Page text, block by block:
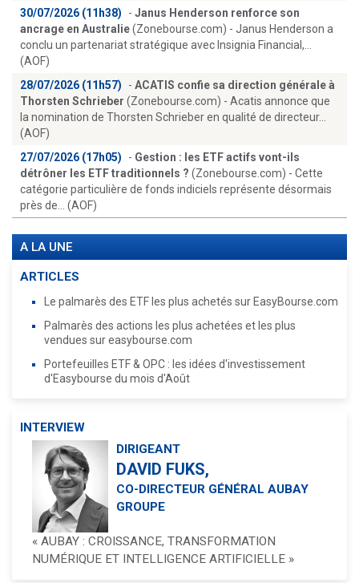
30/07/2026 (11h38)
- Janus Henderson renforce son
ancrage en Australie(Zonebourse.com) - Janus Henderson a
conclu un partenariat stratégique avec Insignia Financial,...
(AOF)
28/07/2026 (11h57)
- ACATIS confie sa direction générale à
Thorsten Schrieber (Zonebourse.com) - Acatis annonce que
la nomination de Thorsten Schrieber en qualité de directeur...
(AOF)
27/07/2026 (17h05)
- Gestion : les ETF actifs vont-ils
détrôner les ETF traditionnels ? (Zonebourse.com) - Cette
catégorie particulière de fonds indiciels représente désormais
près de... (AOF)
A LA UNE
ARTICLES
Le palmarès des ETF les plus achetés sur EasyBourse.com
Palmarès des actions les plus achetées et les plus
vendues sur easybourse.com
Portefeuilles ETF & OPC : les idées d'investissement
d'Easybourse du mois d'Août
INTERVIEW
DIRIGEANT
DAVID FUKS,
CO-DIRECTEUR GÉNÉRAL AUBAY
GROUPE
« AUBAY : CROISSANCE, TRANSFORMATION
NUMÉRIQUE ET INTELLIGENCE ARTIFICIELLE »